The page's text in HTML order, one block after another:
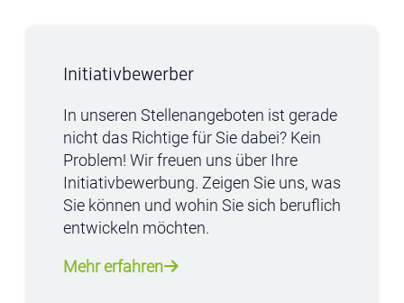
Initiativbewerber
In unseren Stellenangeboten ist gerade
nicht das Richtige für Sie dabei? Kein
Problem! Wir freuen uns über Ihre
Initiativbewerbung. Zeigen Sie uns, was
Sie können und wohin Sie sich beruflich
entwickeln möchten.
Mehr erfahren